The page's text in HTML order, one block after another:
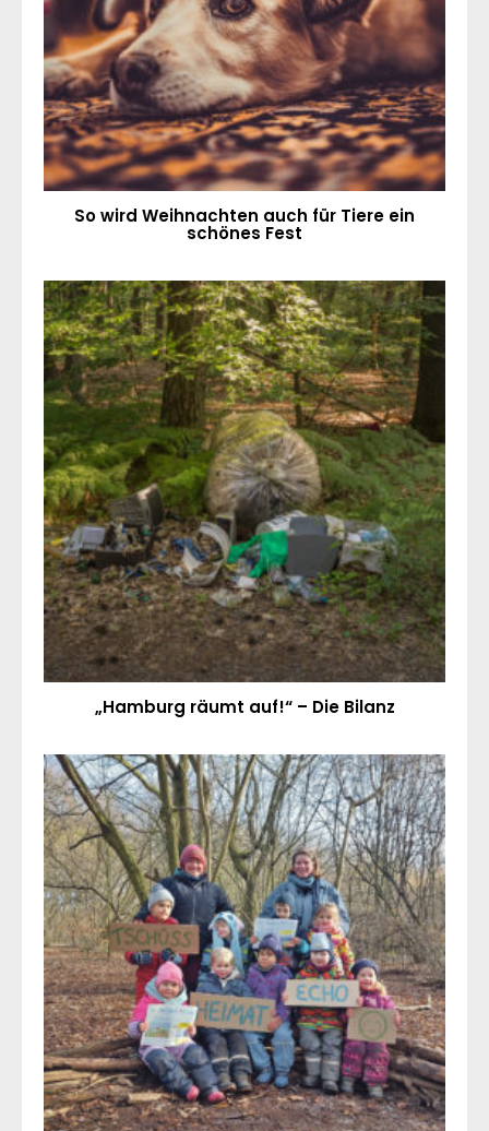
So wird Weihnachten auch für Tiere ein
schönes Fest
„Hamburg räumt auf!“ – Die Bilanz